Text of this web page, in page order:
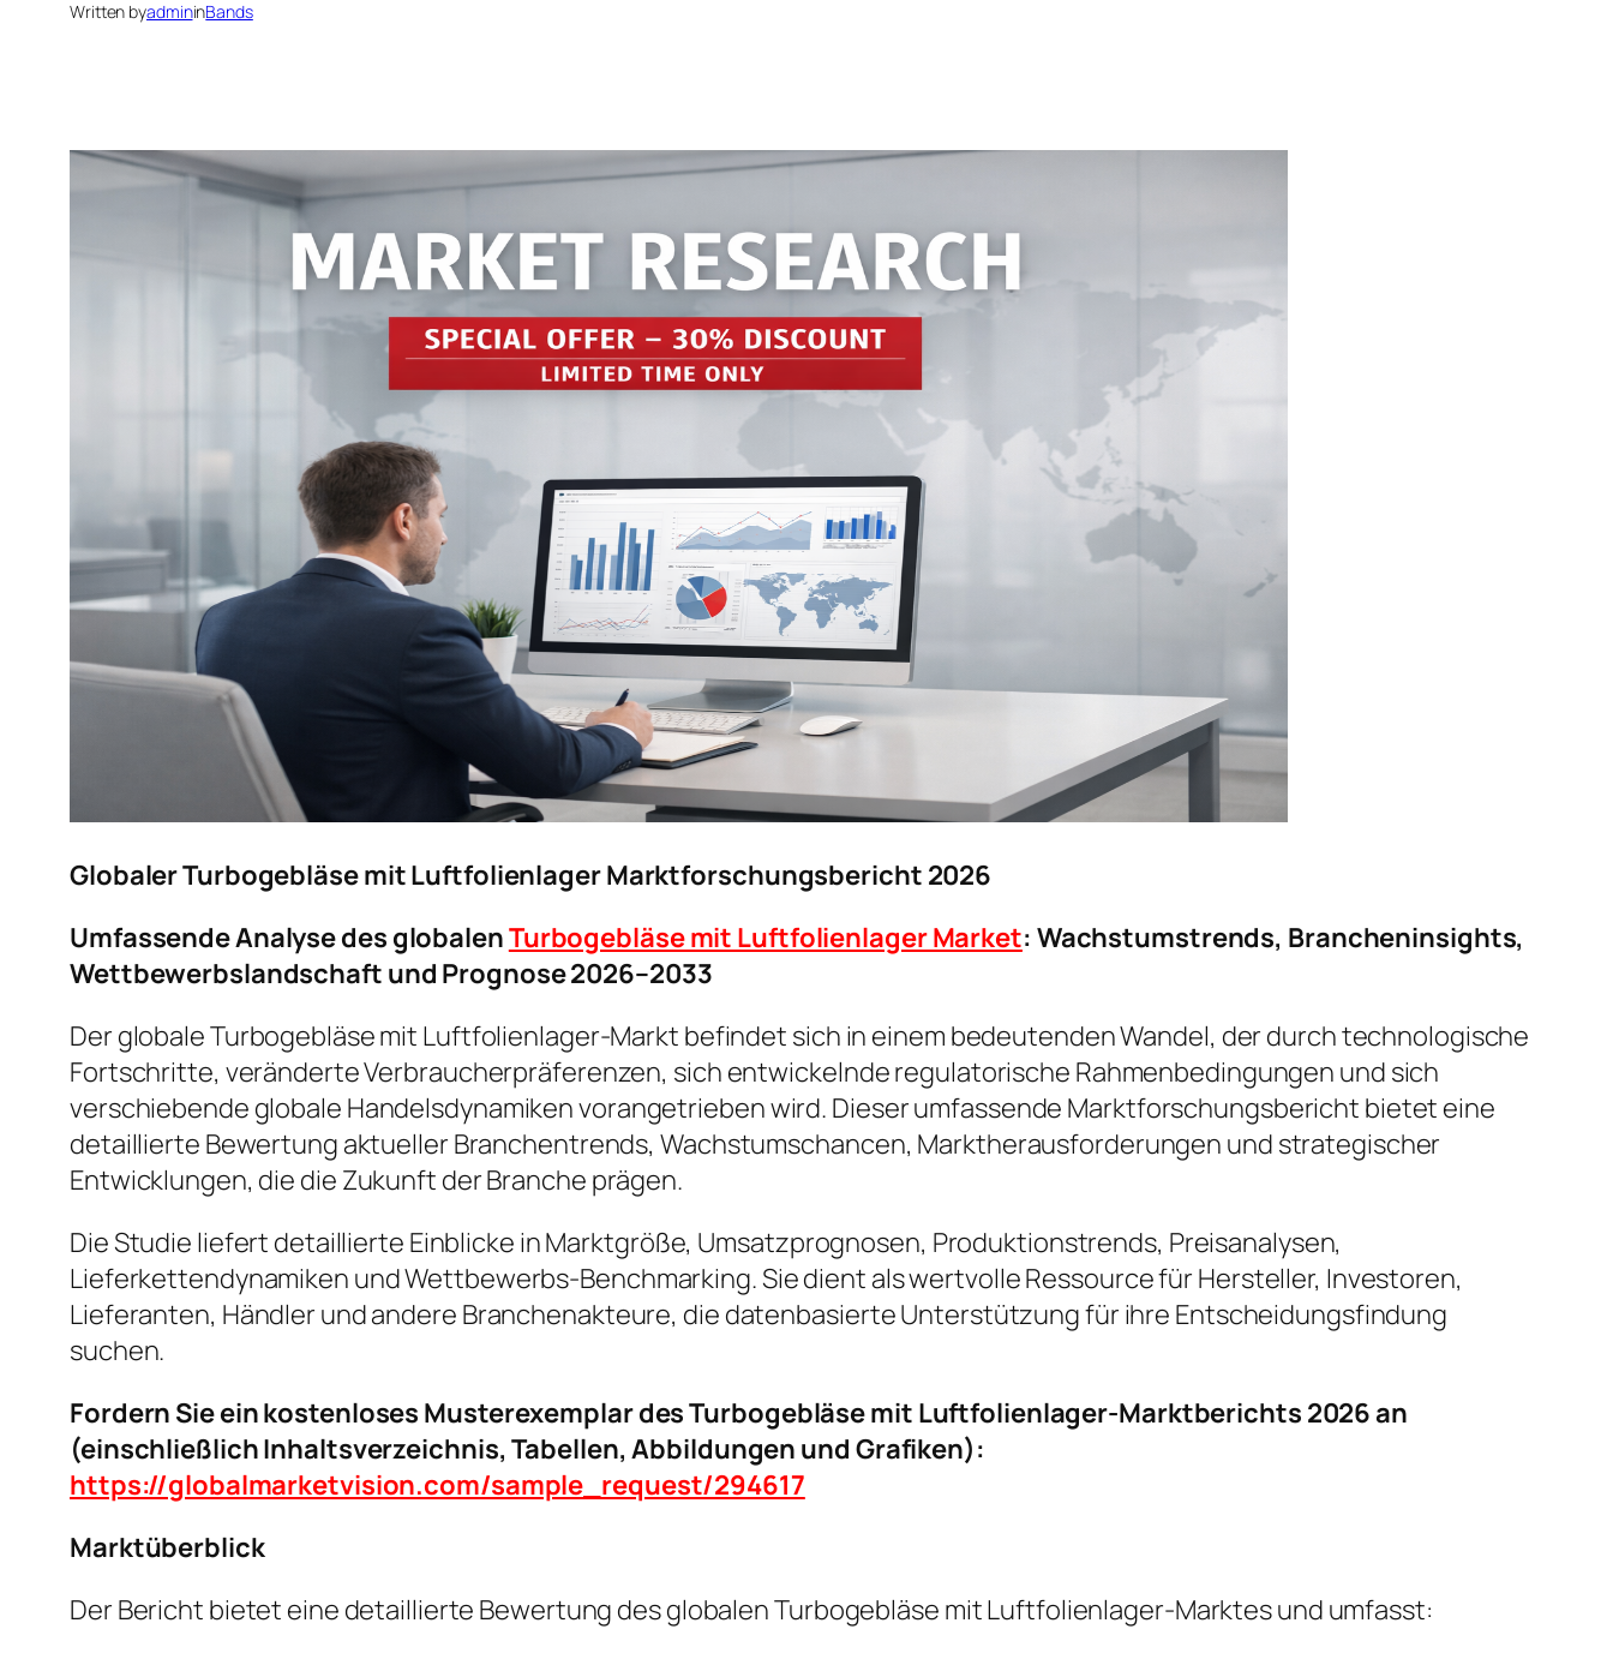
Written byadmininBands
Globaler Turbogebläse mit Luftfolienlager Marktforschungsbericht 2026
Umfassende Analyse des globalenTurbogebläse mit Luftfolienlager Market: Wachstumstrends, Brancheninsights,
Wettbewerbslandschaft und Prognose 2026–2033
Der globale Turbogebläse mit Luftfolienlager-Markt befindet sich in einem bedeutenden Wandel, der durch technologische
Fortschritte, veränderte Verbraucherpräferenzen, sich entwickelnde regulatorische Rahmenbedingungen und sich
verschiebende globale Handelsdynamiken vorangetrieben wird. Dieser umfassende Marktforschungsbericht bietet eine
detaillierte Bewertung aktueller Branchentrends, Wachstumschancen, Marktherausforderungen und strategischer
Entwicklungen, die die Zukunft der Branche prägen.
Die Studie liefert detaillierte Einblicke in Marktgröße, Umsatzprognosen, Produktionstrends, Preisanalysen,
Lieferkettendynamiken und Wettbewerbs-Benchmarking. Sie dient als wertvolle Ressource für Hersteller, Investoren,
Lieferanten, Händler und andere Branchenakteure, die datenbasierte Unterstützung für ihre Entscheidungsfindung
suchen.
Fordern Sie ein kostenloses Musterexemplar des Turbogebläse mit Luftfolienlager-Marktberichts 2026 an
(einschließlich Inhaltsverzeichnis, Tabellen, Abbildungen und Grafiken):
https://globalmarketvision.com/sample_request/294617
Marktüberblick
Der Bericht bietet eine detaillierte Bewertung des globalen Turbogebläse mit Luftfolienlager-Marktes und umfasst: